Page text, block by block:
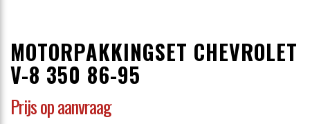
MOTORPAKKINGSET CHEVROLET
V-8 350 86-95
Prijs op aanvraag